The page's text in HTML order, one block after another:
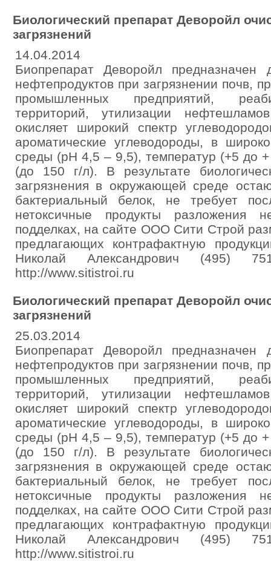
Биологический препарат Деворойл
загрязнений
14.04.2014
Биопрепарат Деворойл
нефтепродуктов при загрязнении почв,
промышленных предприятий,
территорий, утилизации
окисляет широкий спектр
ароматические углеводороды, в
среды (рН 4,5 – 9,5), температур (+5 до
(до 150 г/л). В результате
загрязнения в окружающей среде
бактериальный белок, не требует
нетоксичные продукты разложения
подделках, на сайте ООО Сити Строй
предлагающих контрафактную
Николай Александрович (495)
http://www.sitistroi.ru
Биологический препарат Деворойл
загрязнений
25.03.2014
Биопрепарат Деворойл
нефтепродуктов при загрязнении почв,
промышленных предприятий,
территорий, утилизации
окисляет широкий спектр
ароматические углеводороды, в
среды (рН 4,5 – 9,5), температур (+5 до
(до 150 г/л). В результате
загрязнения в окружающей среде
бактериальный белок, не требует
нетоксичные продукты разложения
подделках, на сайте ООО Сити Строй
предлагающих контрафактную
Николай Александрович (495)
http://www.sitistroi.ru